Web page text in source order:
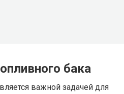
бака
важной задачей для